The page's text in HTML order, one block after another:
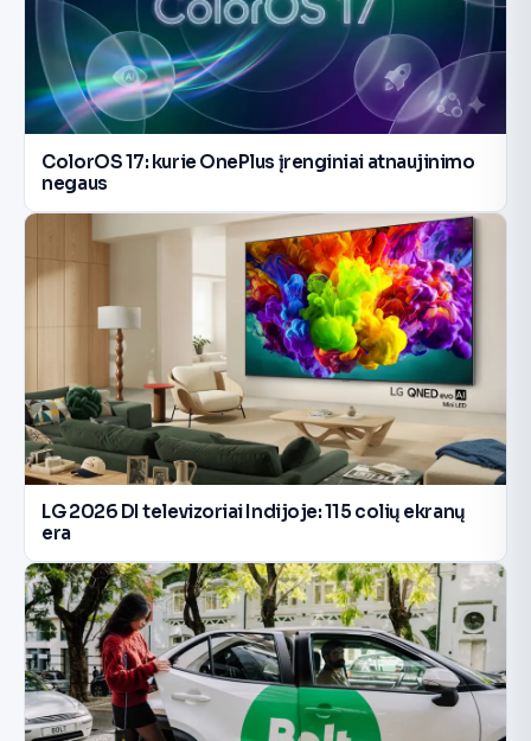
ColorOS 17: kurie OnePlus įrenginiai atnaujinimo
negaus
LG 2026 DI televizoriai Indijoje: 115 colių ekranų
era